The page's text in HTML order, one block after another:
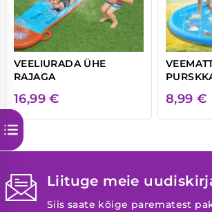
VEELIURADA ÜHE
RAJAGA
16,99€ 8,99 €
Liituge meie
Siis saate kõige parematest